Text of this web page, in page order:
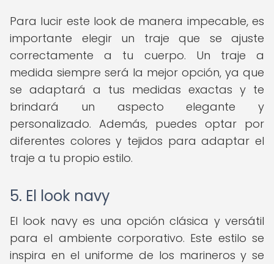
Para lucir este look de manera impecable, es
importante elegir un traje que se ajuste
correctamente a tu cuerpo. Un traje a
medida siempre será la mejor opción, ya que
se adaptará a tus medidas exactas y te
brindará un aspecto elegante y
personalizado. Además, puedes optar por
diferentes colores y tejidos para adaptar el
traje a tu propio estilo.
5. El look navy
El look navy es una opción clásica y versátil
para el ambiente corporativo. Este estilo se
inspira en el uniforme de los marineros y se